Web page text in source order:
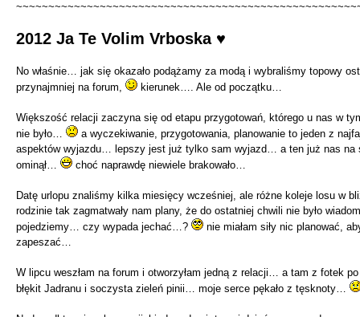
2012 Ja Te Volim Vrboska ♥
No właśnie… jak się okazało podążamy za modą i wybraliśmy topowy
przynajmniej na forum,
kierunek…. Ale od początku…
Większość relacji zaczyna się od etapu przygotowań, którego u nas w
nie było…
a wyczekiwanie, przygotowania, planowanie to jeden z
aspektów wyjazdu… lepszy jest już tylko sam wyjazd… a ten już nas na
ominął…
choć naprawdę niewiele brakowało…
Datę urlopu znaliśmy kilka miesięcy wcześniej, ale różne koleje losu w
rodzinie tak zagmatwały nam plany, że do ostatniej chwili nie było
pojedziemy… czy wypada jechać…?
nie miałam siły nic planować,
zapeszać…
W lipcu weszłam na forum i otworzyłam jedną z relacji… a tam z fotek po
błękit Jadranu i soczysta zieleń pinii… moje serce pękało z tęsknoty…